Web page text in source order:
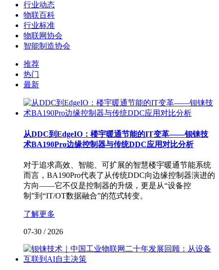
行业动态
物联百科
行业标准
物联网协会
智能制造协会
推荐
热门
最新
从DDC到EdgeIO：楼宇暖通节能的IT变革——钡铼技
术BA190Pro边缘控制器与传统DDC应用对比分析
对于追求高效、智能、可扩展的智慧楼宇暖通节能系统
而言，BA190Pro代表了从传统DDC向边缘控制器演进的
方向——它不仅是控制器的升级，更是从“设备控
制”到“IT/OT数据融合”的范式转变。
了解更多
07-30 / 2026